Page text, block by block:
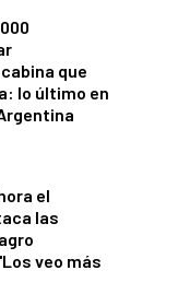
que
lo último en
el
las
veo más